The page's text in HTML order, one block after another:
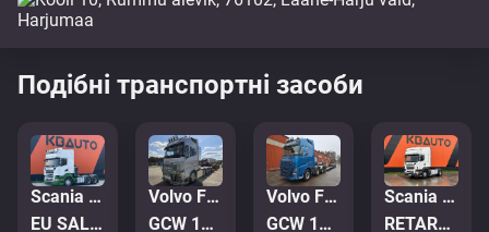
Подібні транспортні засоби
Scania R 580 6x4
EU SALES 1606.- Euro TAX WILL BE ADDED / GCW 80 ton / RETARDER / BIG AXLES
Volvo FH 16 750 8x4+2
GCW 180 ton / DOLLY / RETARDER / GLOBE XL + VANG TRAILER
Volvo FH 16 750 8x4
GCW 142 ton / GLOBE XL / RETARDER / HYDRAULICS / SET WITH VANG 107900.-
Scania R 420 4x2
RETARDER